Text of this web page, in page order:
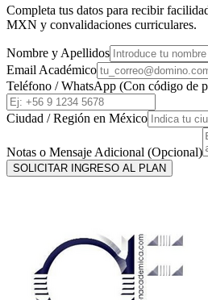
Completa tus datos para recibir
MXN y convalidaciones curriculares.
Nombre y Apellidos
Email Académico
Teléfono / WhatsApp (Con código de
Ciudad / Región en México
Notas o Mensaje Adicional (Opcional)
SOLICITAR INGRESO AL PLAN